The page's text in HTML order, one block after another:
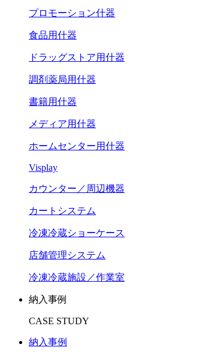
プロモーション什器
食品用什器
ドラッグストア用什器
調剤薬局用什器
書籍用什器
メディア用什器
ホームセンター用什器
Visplay
カウンター／周辺機器
カートシステム
冷凍冷蔵ショーケース
店舗管理システム
冷凍冷蔵施設／作業室
納入事例
CASE STUDY
納入事例